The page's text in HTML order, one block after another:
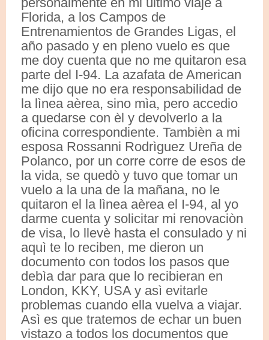
Florida, a los Campos de
Entrenamientos de Grandes Ligas, el
año pasado y en pleno vuelo es que
me doy cuenta que no me quitaron esa
parte del I-94. La azafata de American
me dijo que no era responsabilidad de
la lìnea aèrea, sino mìa, pero accedio
a quedarse con èl y devolverlo a la
oficina correspondiente. Tambièn a mi
esposa Rossanni Rodrìguez Ureña de
Polanco, por un corre corre de esos de
la vida, se quedò y tuvo que tomar un
vuelo a la una de la mañana, no le
quitaron el la lìnea aèrea el I-94, al yo
darme cuenta y solicitar mi renovaciòn
de visa, lo llevè hasta el consulado y ni
aquì te lo reciben, me dieron un
documento con todos los pasos que
debìa dar para que lo recibieran en
London, KKY, USA y asì evitarle
problemas cuando ella vuelva a viajar.
Asì es que tratemos de echar un buen
vistazo a todos los documentos que